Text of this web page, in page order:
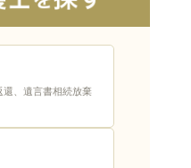
還、遺言書相続放棄